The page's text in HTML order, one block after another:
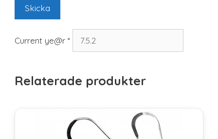
Current ye@r *
Relaterade produkter